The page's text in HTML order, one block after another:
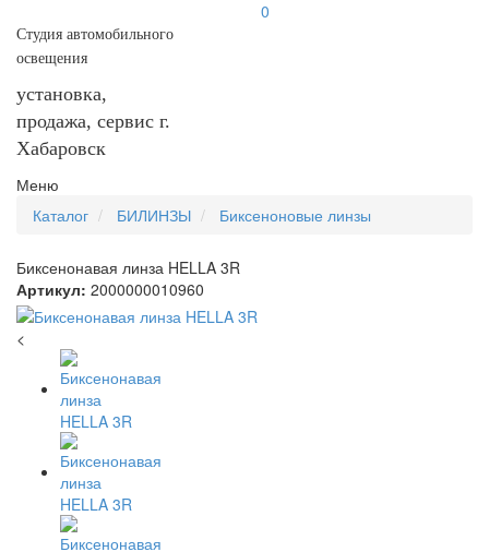
Студия автомобильного
освещения
установка,
продажа, сервис г.
Хабаровск
0
Меню
Каталог
БИЛИНЗЫ Биксеноновые линзы
Биксенонавая линза HELLA 3R
Артикул: 2000000010960
<